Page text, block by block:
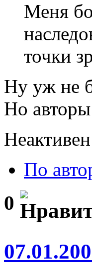
Меня
точки
Ну уж не
Но
Неактивен
По
0